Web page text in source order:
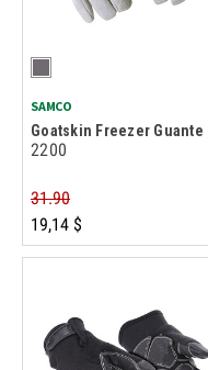
SAMCO
Goatskin Freezer Guante
2200
31.90
19,14 $